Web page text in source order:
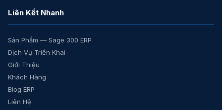
Liên Kết Nhanh
Sản Phẩm — Sage 300 ERP
Dịch Vụ Triển Khai
Giới Thiệu
Khách Hàng
Blog ERP
Liên Hệ